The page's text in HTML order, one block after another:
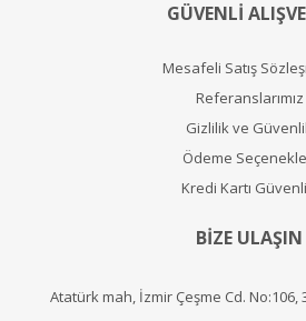
GÜVENLİ
Mesafeli Satış
Referanslarımız
Gizlilik ve
Ödeme
Kredi Kartı
BİZE ULAŞIN
Atatürk mah, İzmir Çeşme Cd. No:106,